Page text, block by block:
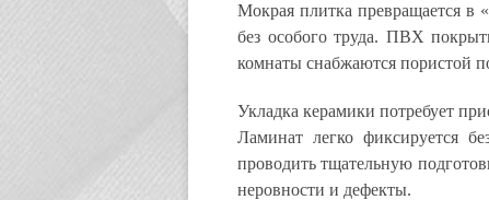
Мокрая плитка превращается в
без особого труда. ПВХ
комнаты снабжаются пористой
Укладка керамики потребует
Ламинат легко фиксируется
проводить тщательную
неровности и дефекты.